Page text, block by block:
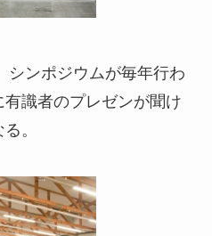
シンポジウムが毎年行わ
識者のプレゼンが聞け
。